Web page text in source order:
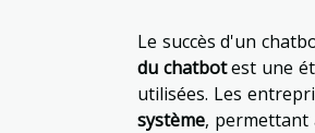
Le succès d'un
du chatbotest une
utilisées. Les
système, permettant